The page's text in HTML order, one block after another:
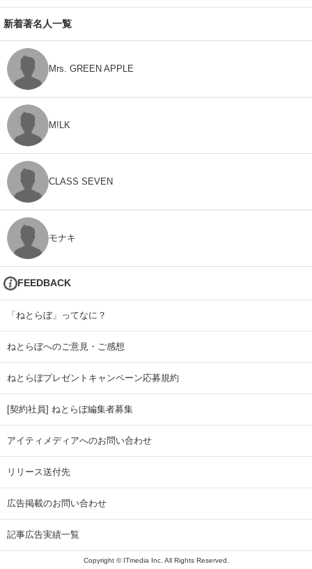
新着著名人一覧
Mrs. GREEN APPLE
M!LK
CLASS SEVEN
モナキ
FEEDBACK
「ねとらぼ」ってなに？
ねとらぼへのご意見・ご感想
ねとらぼプレゼントキャンペーン応募規約
[契約社員] ねとらぼ編集者募集
アイティメディアへのお問い合わせ
リリース送付先
広告掲載のお問い合わせ
記事広告実績一覧
Copyright © ITmedia Inc. All Rights Reserved.